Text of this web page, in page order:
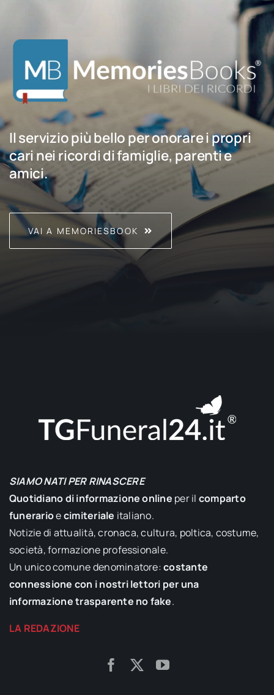
Il servizio più bello per onorare i propri
cari nei ricordi di famiglie, parenti e
amici.
VAI A MEMORIESBOOK
SIAMO NATI PER RINASCERE
Quotidiano di informazione online per il comparto
funerarioecimiteriale italiano.
Notizie di attualità, cronaca, cultura, poltica, costume,
società, formazione professionale.
Un unico comune denominatore:costante
connessione con i nostri lettori per una
informazione trasparente no fake.
LA REDAZIONE